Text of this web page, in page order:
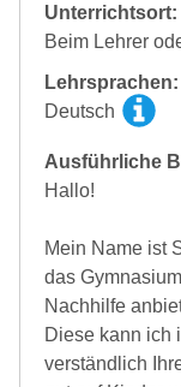
Unterrichtsort:
Beim Lehrer
Lehrsprachen:
Deutsch
Ausführliche
Hallo!
Mein Name ist
das
Nachhilfe
Diese kann ich
verständlich